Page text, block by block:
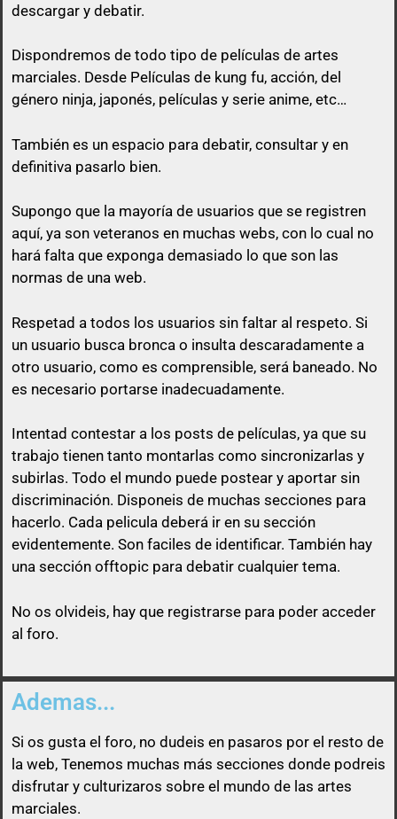
queda prohibido citar en los posts a
vas a responder.
no poner el enlace ni a la vista, ni en spoiler y sólo
pasarlo por privado en el momento que otro
usuario comente en su post con un comentario
decente y relacionado con el mismo post.
No vale un simple «Gracias», no vale «pásame el
enlace», ni nada parecido a mensajes escuetos de
esa índole
Así que un usuario que esconda su enlace, será
libre de pasárselo a quien quiera sin ninguna
obligación
descargar y debatir.
Dispondremos de todo tipo de películas de artes
marciales. Desde Películas de kung fu, acción, del
género ninja, japonés, películas y serie anime, etc…
También es un espacio para debatir, consultar y en
definitiva pasarlo bien.
Supongo que la mayoría de usuarios que se registren
aquí, ya son veteranos en muchas webs, con lo cual no
hará falta que exponga demasiado lo que son las
normas de una web.
Respetad a todos los usuarios sin faltar al respeto. Si
un usuario busca bronca o insulta descaradamente a
otro usuario, como es comprensible, será baneado. No
es necesario portarse inadecuadamente.
Intentad contestar a los posts de películas, ya que su
trabajo tienen tanto montarlas como sincronizarlas y
subirlas. Todo el mundo puede postear y aportar sin
discriminación. Disponeis de muchas secciones para
hacerlo. Cada pelicula deberá ir en su sección
evidentemente. Son faciles de identificar. También hay
una sección offtopic para debatir cualquier tema.
No os olvideis, hay que registrarse para poder acceder
al foro.
Ademas...
Si os gusta el foro, no dudeis en pasaros por el resto de
la web, Tenemos muchas más secciones donde podreis
disfrutar y culturizaros sobre el mundo de las artes
marciales.